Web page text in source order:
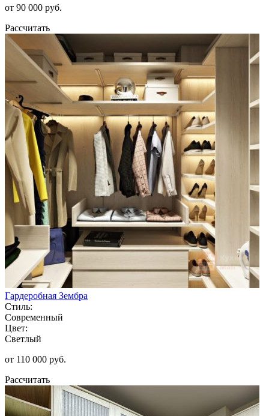
от 90 000 руб.
Рассчитать
Гардеробная Зембра
Стиль:
Современный
Цвет:
Светлый
от 110 000 руб.
Рассчитать